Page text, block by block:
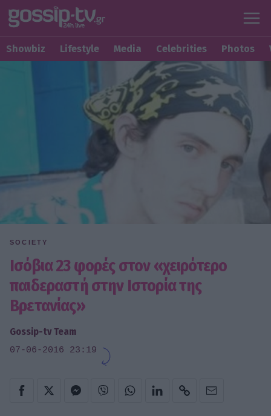
Showbiz Lifestyle Media Celebrities Photos
SOCIETY
Ισόβια 23 φορές στον «χειρότερο
παιδεραστή στην Ιστορία της
Βρετανίας»
Gossip-tv Team
07-06-2016 23:19